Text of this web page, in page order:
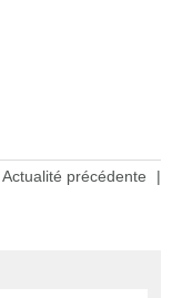
Actualité précédente |